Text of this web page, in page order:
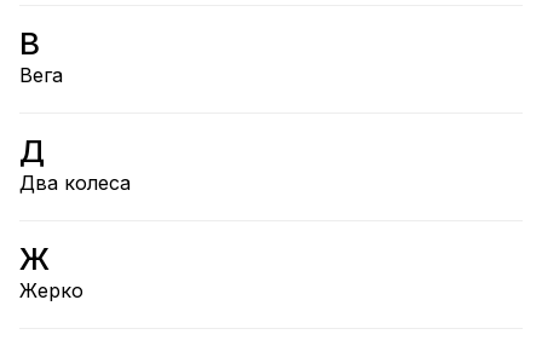
В
Вега
Д
Два колеса
Ж
Жерко